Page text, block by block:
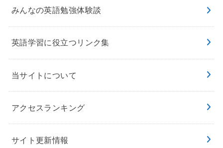
みんなの英語勉強体験談
英語学習に役立つリンク集
当サイトについて
アクセスランキング
サイト更新情報